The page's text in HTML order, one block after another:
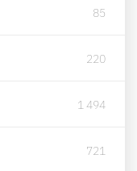
85
220
1 494
721